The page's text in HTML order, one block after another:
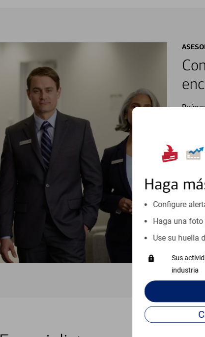
Haga
Configure
Haga una
Use su huella
Sus
industria
inicio
esté
Vea si